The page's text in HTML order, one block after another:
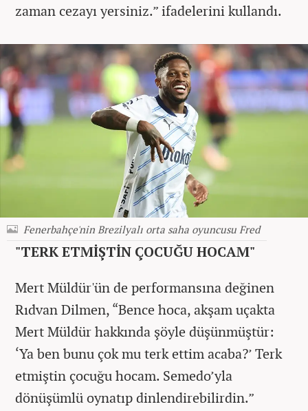
zaman cezayı yersiniz.” ifadelerini kullandı.
Fenerbahçe'nin Brezilyalı orta saha oyuncusu Fred
"TERK ETMİŞTİN ÇOCUĞU HOCAM"
Mert Müldür'ün de performansına değinen
Rıdvan Dilmen, “Bence hoca, akşam uçakta
Mert Müldür hakkında şöyle düşünmüştür:
‘Ya ben bunu çok mu terk ettim acaba?’ Terk
etmiştin çocuğu hocam. Semedo’yla
dönüşümlü oynatıp dinlendirebilirdin.”